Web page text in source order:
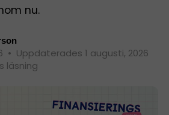
nu.
• Uppdaterades 1 augusti, 2026
läsning